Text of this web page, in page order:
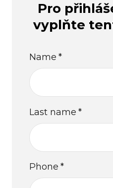
Pro
vyplňte
Name *
Last name *
Phone *